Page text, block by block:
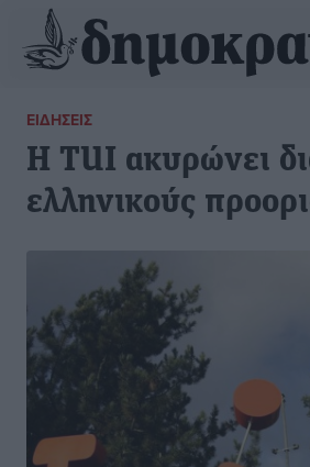
ΕΙΔΉΣΕΙΣ
Η TUI ακυρώνει
ελληνικούς